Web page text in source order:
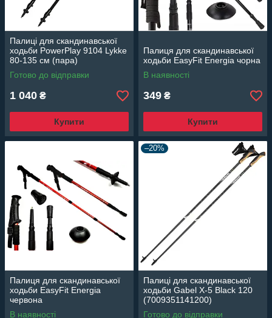
Палиці для скандинавської
ходьби PowerPlay 9104 Lykke
80-135 см (пара)
Готово до відправки
1 040 ₴
Купити
Палиця для скандинавської
ходьби EasyFit Energia чорна
В наявності
349 ₴
Купити
Палиця для скандинавської
ходьби EasyFit Energia
червона
В наявності
–20%
Палиці для скандинавської
ходьби Gabel X-5 Black 120
(7009351141200)
Готово до відправки